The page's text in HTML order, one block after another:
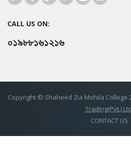
CALL US ON:
০১৯৮৮১৬১২১৬
Copyright © Shaheed Zia Mohila College
Trading(Pvt.)
CONTACT US